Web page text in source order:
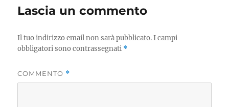
Lascia un commento
Il tuo indirizzo email non sarà pubblicato. I campi
obbligatori sono contrassegnati *
COMMENTO *